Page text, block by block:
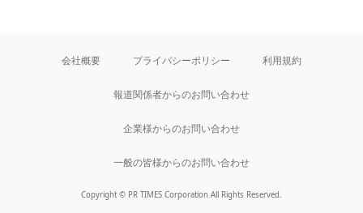
会社概要 プライバシーポリシー 利用規約
報道関係者からのお問い合わせ
企業様からのお問い合わせ
一般の皆様からのお問い合わせ
Copyright © PR TIMES Corporation All Rights Reserved.